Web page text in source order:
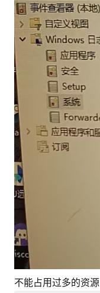
不能占用过多的资源